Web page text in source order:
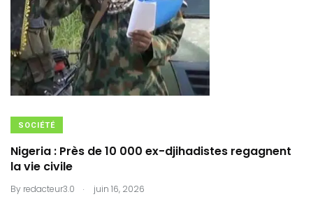
SOCIÉTÉ
Nigeria : Près de 10 000 ex-djihadistes regagnent
la vie civile
By redacteur3.0 . juin 16, 2026